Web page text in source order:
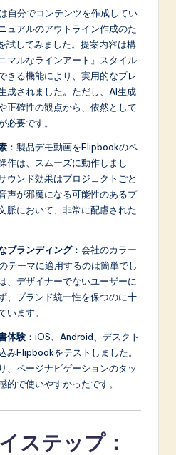
自分でコンテンツを作成してい
ュアルのアウトライン作成のた
試してみました。提案内容は構
マルなラインアート』スタイル
きる機能により、実用的なプレ
成されました。ただし、AI生成
正確性の観点から、依然として
必要です。
：製品デモ動画をFlipbookのペ
作は、スムーズに動作しまし
ウンド効果はプロジェクトごと
声が邪魔になる可能性のあるプ
脈において、非常に配慮された
ブランディング：会社のカラー
テーマに適用するのは簡単でし
、デザイナーでないユーザーに
、ブランド統一性を保つのに十
います。
体験 ：iOS、Android、デスクト
みFlipbookをテストしました。
、ページナビゲーションのタッ
的で使いやすかったです。
ステップ：